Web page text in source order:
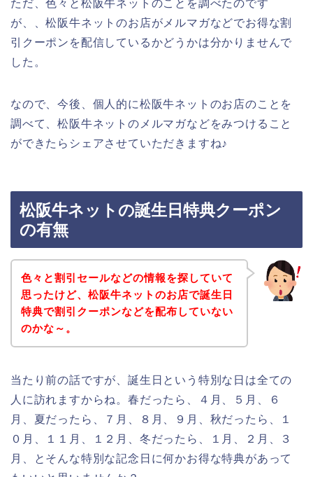
ただ、色々と松阪牛ネットのことを調べたのです
が、、松阪牛ネットのお店がメルマガなどでお得な割
引クーポンを配信しているかどうかは分かりませんで
した。
なので、今後、個人的に松阪牛ネットのお店のことを
調べて、松阪牛ネットのメルマガなどをみつけること
ができたらシェアさせていただきますね♪
松阪牛ネットの誕生日特典クーポン
の有無
色々と割引セールなどの情報を探していて
思ったけど、松阪牛ネットのお店で誕生日
特典で割引クーポンなどを配布していない
のかな～。
当たり前の話ですが、誕生日という特別な日は全ての
人に訪れますからね。春だったら、４月、５月、６
月、夏だったら、７月、８月、９月、秋だったら、１
０月、１１月、１２月、冬だったら、１月、２月、３
月、とそんな特別な記念日に何かお得な特典があって